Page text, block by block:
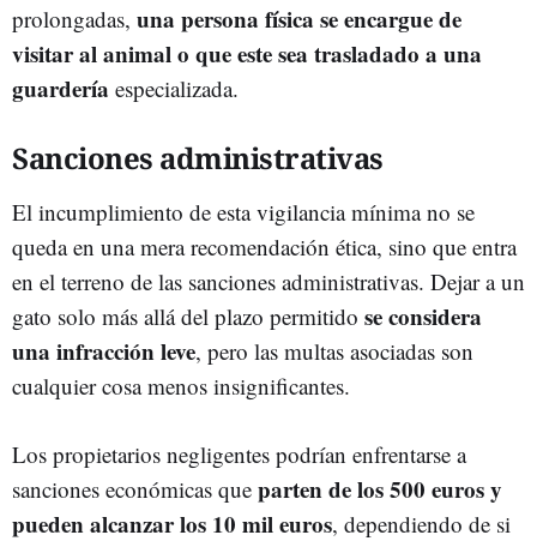
prolongadas, una persona física se encargue de
visitar al animal o que este sea trasladado a una
guardería especializada.
Sanciones administrativas
El incumplimiento de esta vigilancia mínima no se
queda en una mera recomendación ética, sino que entra
en el terreno de las sanciones administrativas. Dejar a un
gato solo más allá del plazo permitido se considera
una infracción leve, pero las multas asociadas son
cualquier cosa menos insignificantes.
Los propietarios negligentes podrían enfrentarse a
sanciones económicas que parten de los 500 euros y
pueden alcanzar los 10 mil euros, dependiendo de si